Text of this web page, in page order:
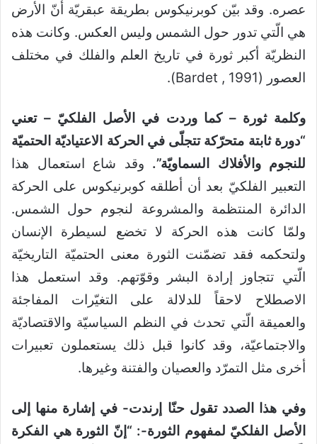
عصره. وقد بيّن كوبرنيكوس بطريقة عبقريّة أنّ الأرض
هي الّتي تدور حول الشمس وليس العكس. وكانت هذه
النظريّة أكبر ثورة في تاريخ العلم والفلك في مختلف
العصور (Bardet , 1991).
وكلمة ثورة – كما وردت في الأصل الفلكيّ – تعني
“دورة ثابتة متحرّكة تتجلّى في الحركة الاعتياديّة الحتميّة
للنجوم والأفلاك السماويّة”. وقد شاع استعمال هذا
التعبير الفلكيّ بعد أن أطلقه كوبرنيكوس على الحركة
الدائرة المنتظمة والمشروعة لنجوم حول الشمس.
ولمّا كانت هذه الحركة لا تخضع لسيطرة الإنسان
ولتحكمه فقد تضمّنت الثورة معنى الحتميّة التاريخيّة
الّتي تتجاوز إرادة البشر وقوّتهم. وقد استعمل هذا
الاصطلاح لاحقاً للدلالة على التغيّرات المفاجئة
والعميقة الّتي تحدث في النظم السياسيّة والاقتصاديّة
والاجتماعيّة، وقد كانوا قبل ذلك يستعملون تعبيرات
أخرى مثل التمرّد والعصيان والفتنة وغيرها.
وفي هذا الصدد تقول حنّا إرندت- في إشارة منها إلى
الأصل الفلكيّ لمفهوم الثورة-: “إنّ الثورة هي الفكرة